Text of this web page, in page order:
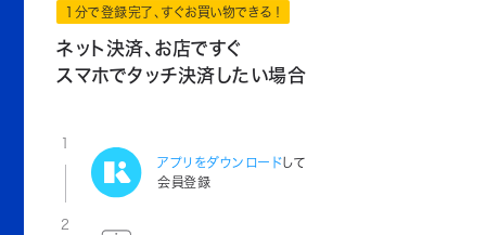
1分で登録完了、すぐお買い物できる！
ネット決済、お店ですぐ
スマホでタッチ決済したい場合
1
アプリをダウンロードして
会員登録
2